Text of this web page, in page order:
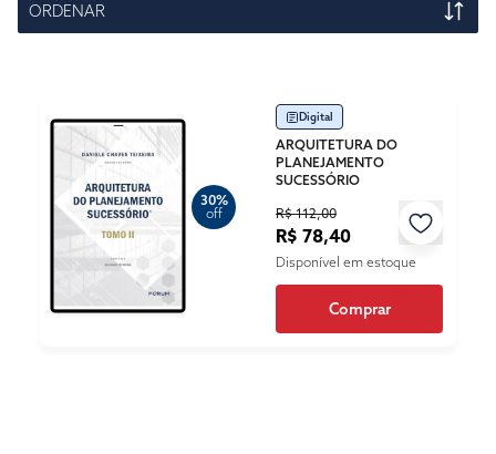
ORDENAR
30%
off
Digital
ARQUITETURA DO
PLANEJAMENTO
SUCESSÓRIO
R$ 112,00
R$ 78,40
Disponível em estoque
Comprar